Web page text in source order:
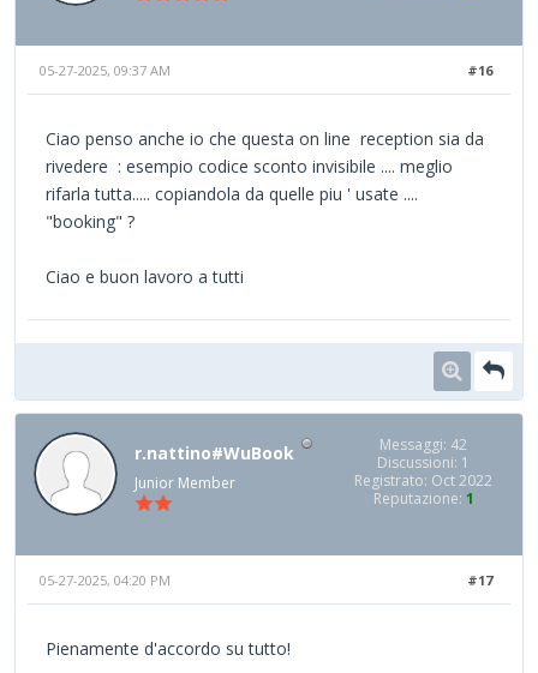
#16
05-27-2025, 09:37 AM
Ciao penso anche io che questa on line reception sia da
rivedere : esempio codice sconto invisibile .... meglio
rifarla tutta..... copiandola da quelle piu ' usate ....
"booking" ?
Ciao e buon lavoro a tutti
r.nattino#WuBook
Junior Member
Messaggi: 42
Discussioni: 1
Registrato: Oct 2022
Reputazione: 1
#17
05-27-2025, 04:20 PM
Pienamente d'accordo su tutto!